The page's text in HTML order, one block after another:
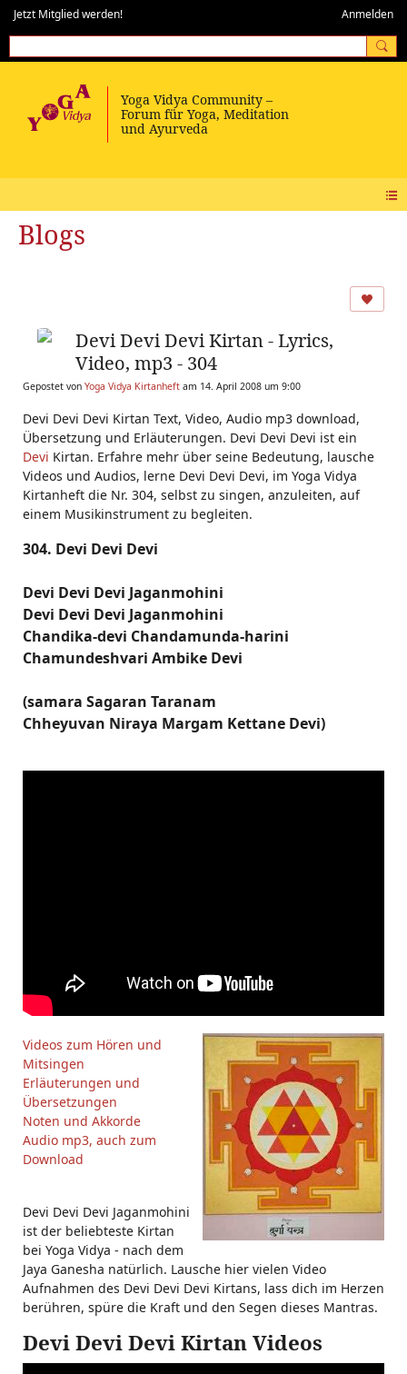
Jetzt Mitglied werden! Anmelden
Blogs
Devi Devi Devi Kirtan - Lyrics,
Video, mp3 - 304
Gepostet von Yoga Vidya Kirtanheft am 14. April 2008 um 9:00
Devi Devi Devi Kirtan Text, Video, Audio mp3 download,
Übersetzung und Erläuterungen. Devi Devi Devi ist ein
Devi Kirtan. Erfahre mehr über seine Bedeutung, lausche
Videos und Audios, lerne Devi Devi Devi, im Yoga Vidya
Kirtanheft die Nr. 304, selbst zu singen, anzuleiten, auf
einem Musikinstrument zu begleiten.
304. Devi Devi Devi
Devi Devi Devi Jaganmohini
Devi Devi Devi Jaganmohini
Chandika-devi Chandamunda-harini
Chamundeshvari Ambike Devi
(samara Sagaran Taranam
Chheyuvan Niraya Margam Kettane Devi)
Videos zum Hören und
Mitsingen
Erläuterungen und
Übersetzungen
Noten und Akkorde
Audio mp3, auch zum
Download
Devi Devi Devi Jaganmohini
ist der beliebteste Kirtan
bei Yoga Vidya - nach dem
Jaya Ganesha natürlich. Lausche hier vielen Video
Aufnahmen des Devi Devi Devi Kirtans, lass dich im Herzen
berühren, spüre die Kraft und den Segen dieses Mantras.
Devi Devi Devi Kirtan Videos